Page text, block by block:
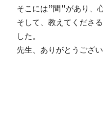
そこには”間”があり、
そして、教えてくださ
した。
先生、ありがとうござい